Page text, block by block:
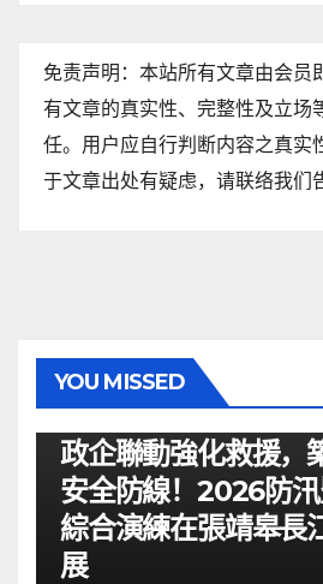
免责声明：本站所有文章由会员
有文章的真实性、完整性及立场
任。用户应自行判断内容之真实
于文章出处有疑虑，请联络我们
YOU MISSED
政企聯動強化救援，
安全防線！2026防
綜合演練在張靖皋長
展